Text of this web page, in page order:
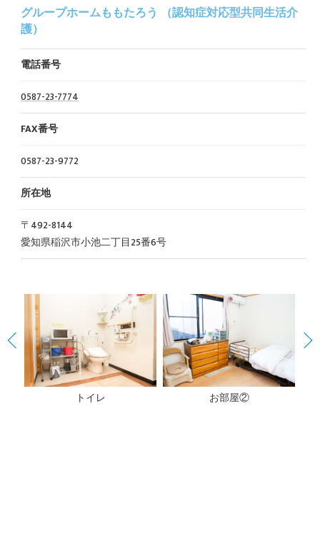
グループホームももたろう （認知症対応型共同生活介
護）
電話番号
0587-23-7774
FAX番号
0587-23-9772
所在地
〒492-8144
愛知県稲沢市小池二丁目25番6号
トイレ お部屋②